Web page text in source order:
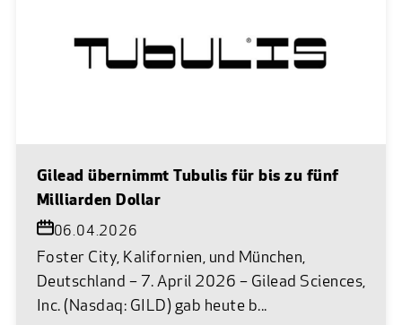
Gilead übernimmt Tubulis für bis zu fünf
Milliarden Dollar
06.04.2026
Foster City, Kalifornien, und München,
Deutschland – 7. April 2026 – Gilead Sciences,
Inc. (Nasdaq: GILD) gab heute b...